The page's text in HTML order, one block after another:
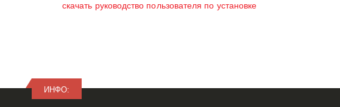
скачать руководство пользователя по установке
ИНФО: